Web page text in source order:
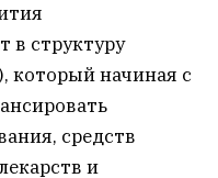
структуру
который начиная с
средств
и